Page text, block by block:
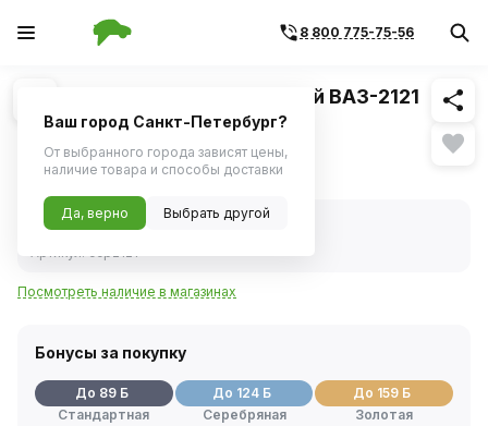
8 800 775-75-56
1/2 Похожие
Цилиндр тормозной передний ВАЗ-2121
левый (Pilenga)
1 762 ₽
В наличии
Посмотреть наличие в магазинах
Бонусы за покупку
До 89 Б
Стандартная
До 124 Б
Серебряная
До 159 Б
Золотая
Ваш город Санкт-Петербург?
От выбранного города зависят цены,
наличие товара и способы доставки
Да, верно Выбрать другой